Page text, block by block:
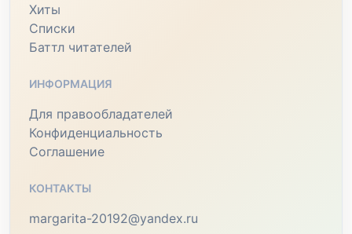
Хиты
Списки
Баттл читателей
ИНФОРМАЦИЯ
Для правообладателей
Конфиденциальность
Соглашение
КОНТАКТЫ
margarita-20192@yandex.ru